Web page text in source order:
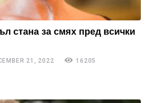
стана за смях пред всички
21, 2022
16205